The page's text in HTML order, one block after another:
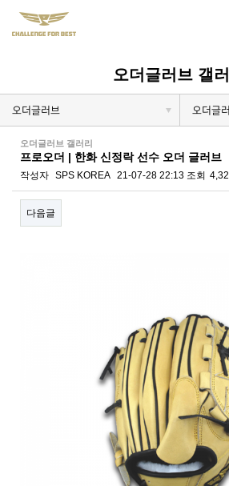
오더글러브 갤러
오더글러브 오더글
오더글러브 갤러리
프로오더 | 한화 신정락 선수 오더 글러브
작성자 SPS KOREA 21-07-28 22:13 조회
다음글